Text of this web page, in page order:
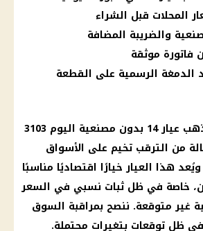
المحلات قبل الشراء
والضريبة المضافة
فاتورة موثقة
الدمغة الرسمية على القطعة
سجل سعر جرام الذهب عيار 14 بدون مصنعية اليوم 3103
من الترقب تخيم على الأسواق
هذا العيار خيارًا اقتصاديًا مناسبًا
خاصة في ظل ثبات نسبي في السعر
غير متوقعة. ننصح بمراقبة السوق
ظل توقعات بتغيرات محتملة.